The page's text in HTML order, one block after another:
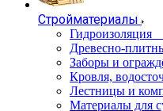
Стройматериалы
Гидроизоляция
Древесно-
Заборы и
Кровля,
Лестницы и
Материалы для